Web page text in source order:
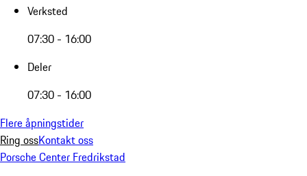
Verksted
07:30 - 16:00
Deler
07:30 - 16:00
Flere åpningstider
Ring ossKontakt oss
Porsche Center Fredrikstad